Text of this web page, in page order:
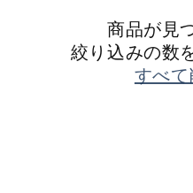
商品が見
絞り込みの数
すべて